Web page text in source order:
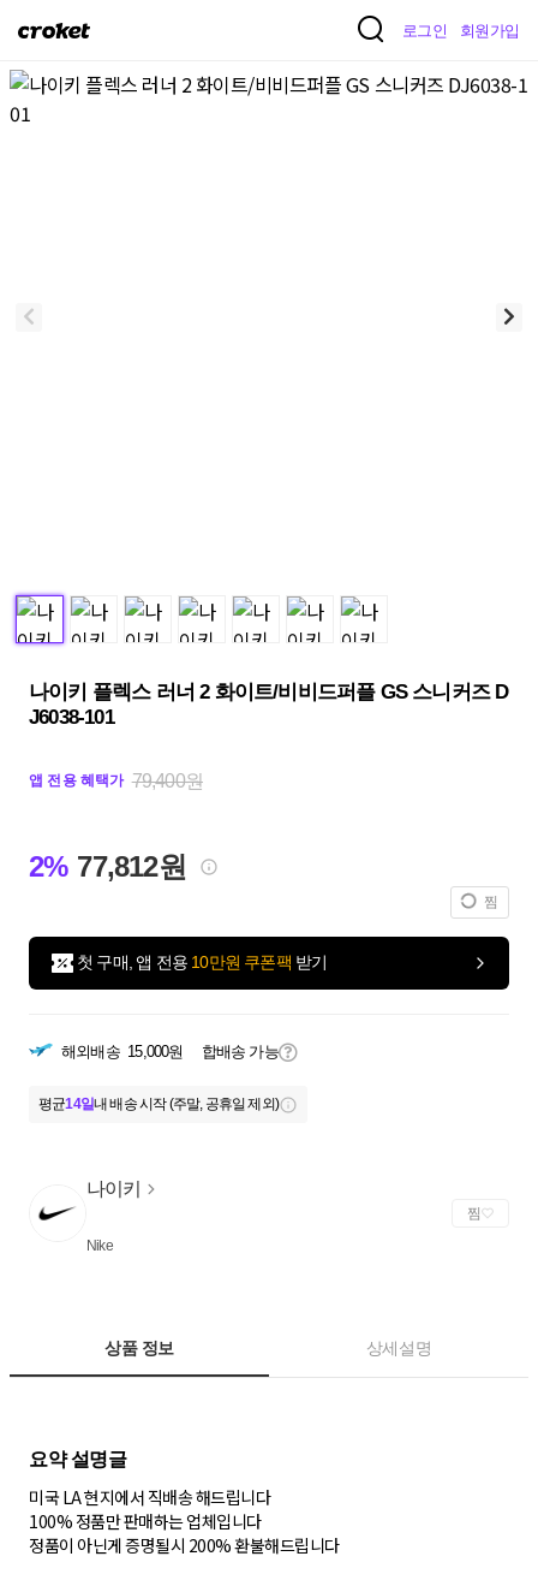
크
켓
로그인 회원가입
나이키 플렉스 러너 2 화이트/비비드퍼플 GS 스니커즈 D
J6038-101
앱 전용 혜택가 79,400원
2% 77,812원
찜
첫 구매, 앱 전용 10만원 쿠폰팩 받기
해외배송 15,000원 합배송 가능
평균14일내 배송 시작 (주말, 공휴일 제외)
나이키
Nike
찜
상품 정보 상세설명
요약 설명글
미국 LA 현지에서 직배송 해드립니다
100% 정품만 판매하는 업체입니다
정품이 아닌게 증명될시 200% 환불해드립니다